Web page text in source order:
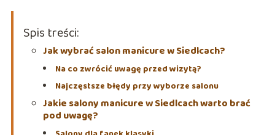
Spis treści:
Jak wybrać salon manicure w Siedlcach?
Na co zwrócić uwagę przed wizytą?
Najczęstsze błędy przy wyborze salonu
Jakie salony manicure w Siedlcach warto brać
pod uwagę?